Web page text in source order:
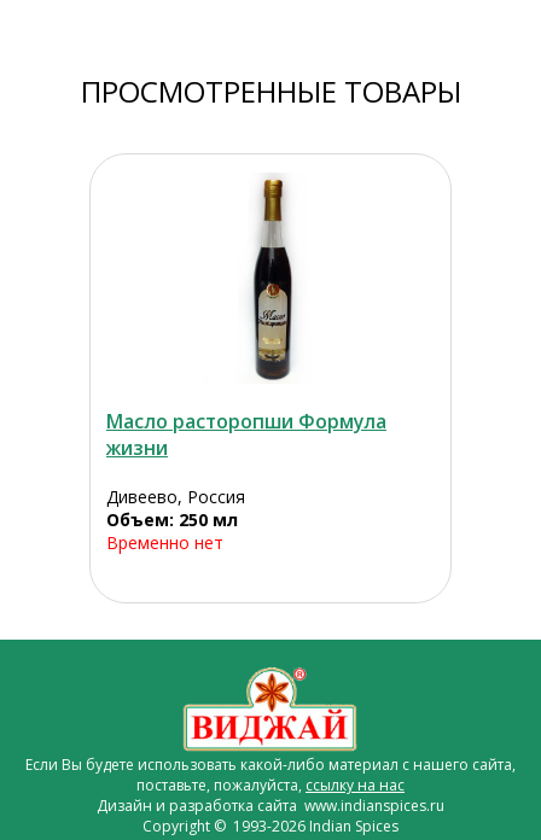
ПРОСМОТРЕННЫЕ ТОВАРЫ
Масло расторопши Формула
жизни
Дивеево, Россия
Объем: 250 мл
Временно нет
Если Вы будете использовать какой-либо материал с нашего сайта,
поставьте, пожалуйста, ссылку на нас
Дизайн и разработка сайта www.indianspices.ru
Copyright © 1993-2026 Indian Spices